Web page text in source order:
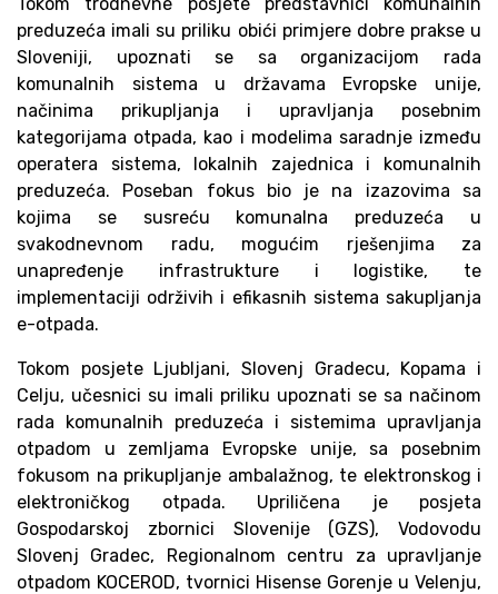
preduzeća imali su priliku obići primjere dobre prakse u
Sloveniji, upoznati se sa organizacijom rada
komunalnih sistema u državama Evropske unije,
načinima prikupljanja i upravljanja posebnim
kategorijama otpada, kao i modelima saradnje između
operatera sistema, lokalnih zajednica i komunalnih
preduzeća. Poseban fokus bio je na izazovima sa
kojima se susreću komunalna preduzeća u
svakodnevnom radu, mogućim rješenjima za
unapređenje infrastrukture i logistike, te
implementaciji održivih i efikasnih sistema sakupljanja
e-otpada.
Tokom posjete Ljubljani, Slovenj Gradecu, Kopama i
Celju, učesnici su imali priliku upoznati se sa načinom
rada komunalnih preduzeća i sistemima upravljanja
otpadom u zemljama Evropske unije, sa posebnim
fokusom na prikupljanje ambalažnog, te elektronskog i
elektroničkog otpada. Upriličena je posjeta
Gospodarskoj zbornici Slovenije (GZS), Vodovodu
Slovenj Gradec, Regionalnom centru za upravljanje
otpadom KOCEROD, tvornici Hisense Gorenje u Velenju,